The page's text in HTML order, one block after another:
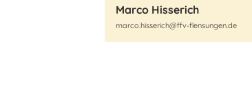
Marco Hisserich
marco.hisserich@ffv-flensungen.de